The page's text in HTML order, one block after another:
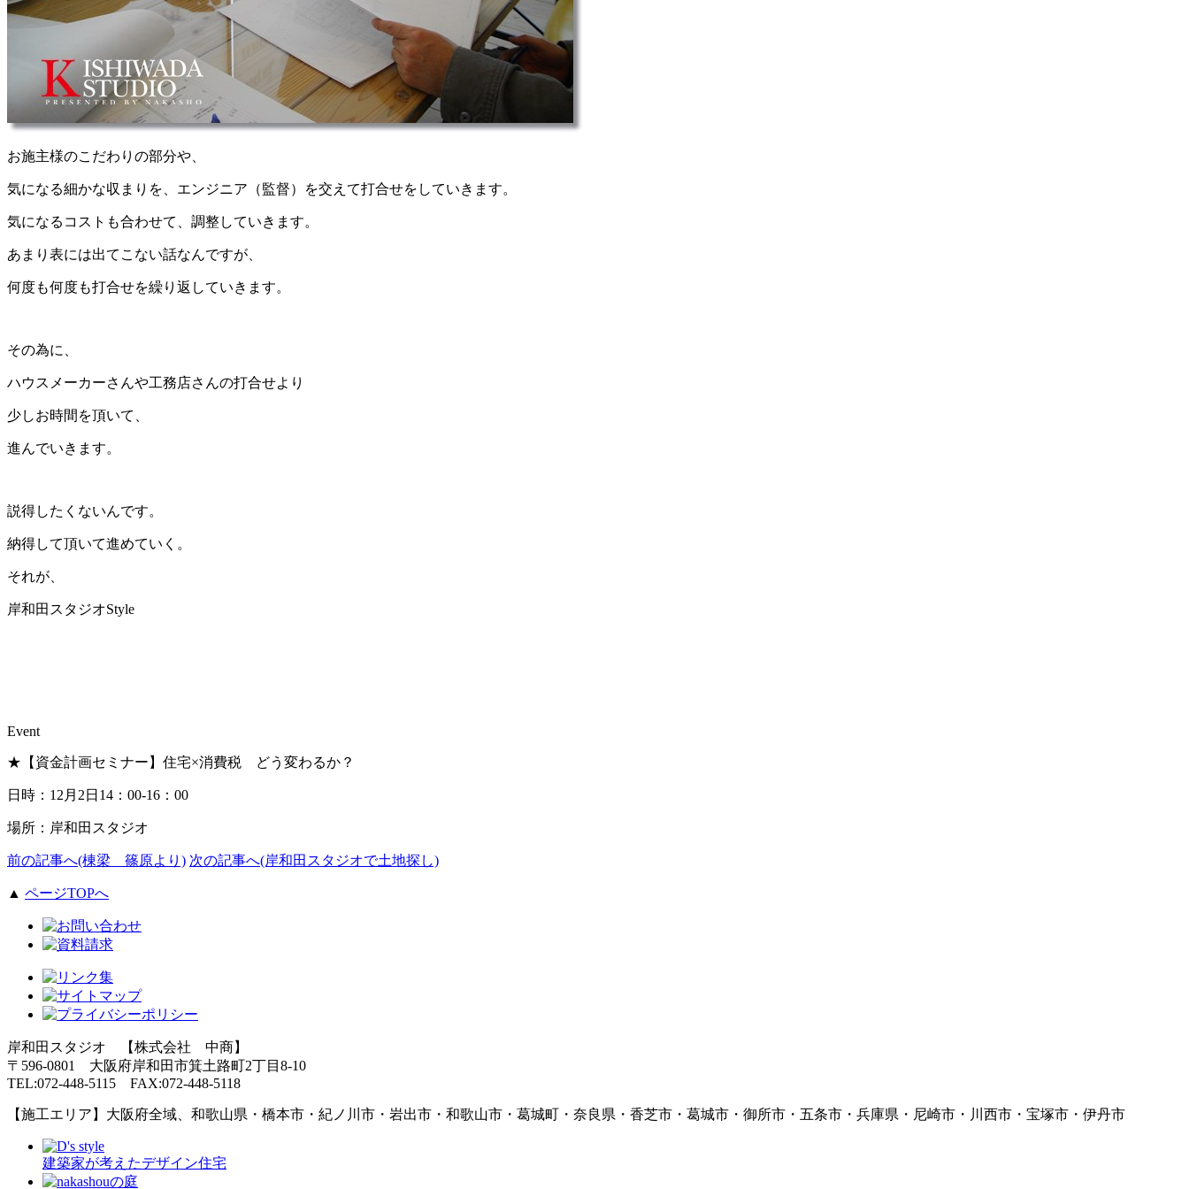
お施主様のこだわりの部分や、
気になる細かな収まりを、エンジニア（監督）を交えて打合せをしていきます。
気になるコストも合わせて、調整していきます。
あまり表には出てこない話なんですが、
何度も何度も打合せを繰り返していきます。
その為に、
ハウスメーカーさんや工務店さんの打合せより
少しお時間を頂いて、
進んでいきます。
説得したくないんです。
納得して頂いて進めていく。
それが、
岸和田スタジオStyle
Event
★【資金計画セミナー】住宅×消費税 どう変わるか？
日時：12月2日14：00-16：00
場所：岸和田スタジオ
前の記事へ(棟梁 篠原より) 次の記事へ(岸和田スタジオで土地探し)
▲ ページTOPへ
岸和田スタジオ 【株式会社 中商】
〒596-0801 大阪府岸和田市箕土路町2丁目8-10
TEL:072-448-5115 FAX:072-448-5118
【施工エリア】大阪府全域、和歌山県・橋本市・紀ノ川市・岩出市・和歌山市・葛城町・奈良県・香芝市・葛城市・御所市・五条市・兵庫県・尼崎市・川西市・宝塚市・伊丹市
建築家が考えたデザイン住宅